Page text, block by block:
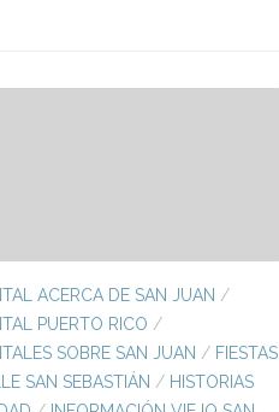
ACERCA DE SAN JUAN /
PUERTO RICO /
SOBRE SAN JUAN / FIESTAS
SAN SEBASTIÁN / HISTORIAS